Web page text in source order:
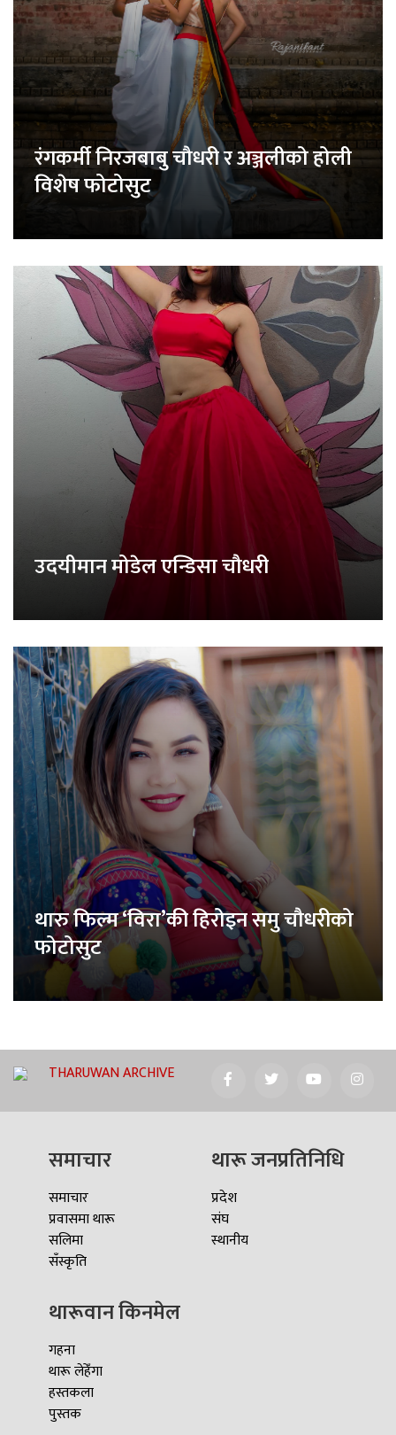
रंगकर्मी निरजबाबु चौधरी र अञ्जलीको होली
विशेष फोटोसुट
उदयीमान मोडेल एन्डिसा चौधरी
थारु फिल्म ‘विरा’की हिरोइन समु चौधरीको
फोटोसुट
THARUWAN ARCHIVE
समाचार
समाचार
प्रवासमा थारू
सलिमा
सँस्कृति
थारू जनप्रतिनिधि
प्रदेश
संघ
स्थानीय
थारूवान किनमेल
गहना
थारू लेहेँगा
हस्तकला
पुस्तक